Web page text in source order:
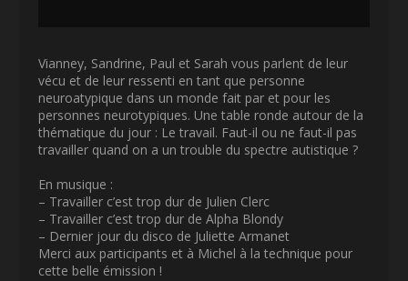
Vianney, Sandrine, Paul et Sarah vous parlent de leur
vécu et de leur ressenti en tant que personne
neuroatypique dans un monde fait par et pour les
personnes neurotypiques. Une table ronde autour de la
thématique du jour : Le travail. Faut-il ou ne faut-il pas
travailler quand on a un trouble du spectre autistique ?
En musique :
– Travailler c’est trop dur de Julien Clerc
– Travailler c’est trop dur de Alpha Blondy
– Dernier jour du disco de Juliette Armanet
Merci aux participants et à Michel à la technique pour
cette belle émission !